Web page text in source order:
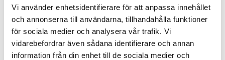
Vi använder enhetsidentifierare för att anpassa innehållet
och annonserna till användarna, tillhandahålla funktioner
för sociala medier och analysera vår trafik. Vi
vidarebefordrar även sådana identifierare och annan
information från din enhet till de sociala medier och
Samverkan med myndigheter och organisationer
Srf Fokusrapport 2024 – insikter för hållbart
företagande